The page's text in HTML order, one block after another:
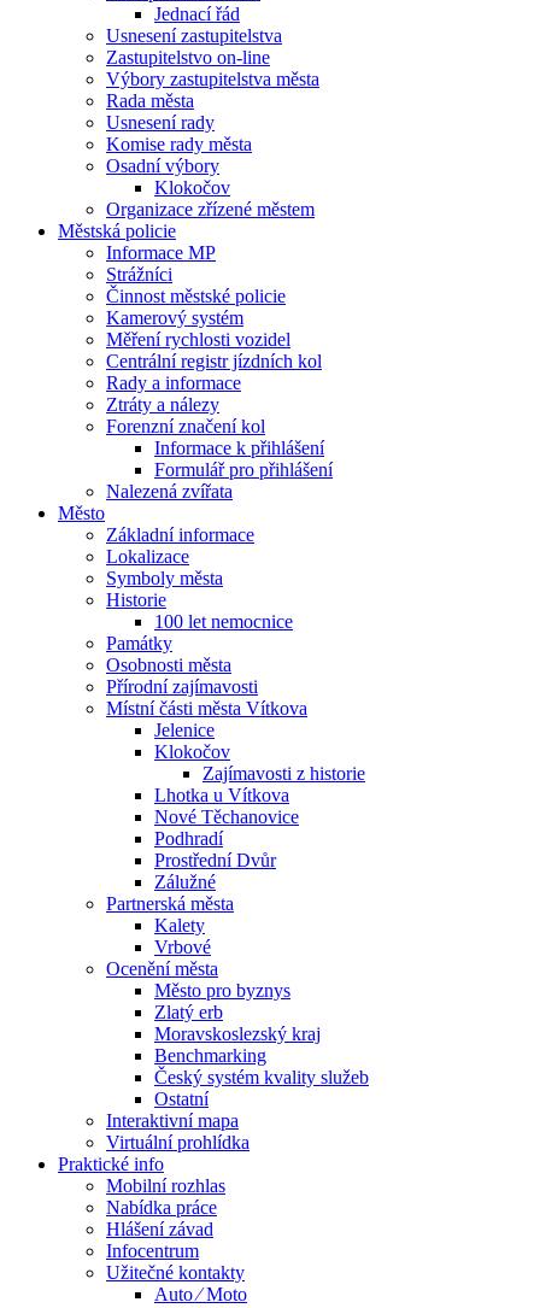
Jednací řád
Usnesení zastupitelstva
Zastupitelstvo on-line
Výbory zastupitelstva města
Rada města
Usnesení rady
Komise rady města
Osadní výbory
Klokočov
Organizace zřízené městem
Městská policie
Informace MP
Strážníci
Činnost městské policie
Kamerový systém
Měření rychlosti vozidel
Centrální registr jízdních kol
Rady a informace
Ztráty a nálezy
Forenzní značení kol
Informace k přihlášení
Formulář pro přihlášení
Nalezená zvířata
Město
Základní informace
Lokalizace
Symboly města
Historie
100 let nemocnice
Památky
Osobnosti města
Přírodní zajímavosti
Místní části města Vítkova
Jelenice
Klokočov
Zajímavosti z historie
Lhotka u Vítkova
Nové Těchanovice
Podhradí
Prostřední Dvůr
Zálužné
Partnerská města
Kalety
Vrbové
Ocenění města
Město pro byznys
Zlatý erb
Moravskoslezský kraj
Benchmarking
Český systém kvality služeb
Ostatní
Interaktivní mapa
Virtuální prohlídka
Praktické info
Mobilní rozhlas
Nabídka práce
Hlášení závad
Infocentrum
Užitečné kontakty
Auto ⁄ Moto